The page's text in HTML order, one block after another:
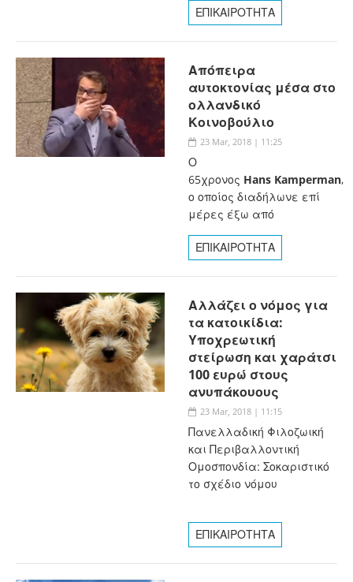
ΕΠΙΚΑΙΡΟΤΗΤΑ
Απόπειρα
αυτοκτονίας μέσα στο
ολλανδικό
Κοινοβούλιο
23 Mar, 2018 | 11:25
Ο
65χρονος Hans Kamperman,
ο οποίος διαδήλωνε επί
μέρες έξω από
ΕΠΙΚΑΙΡΟΤΗΤΑ
Αλλάζει ο νόμος για
τα κατοικίδια:
Υποχρεωτική
στείρωση και χαράτσι
100 ευρώ στους
ανυπάκουους
23 Mar, 2018 | 11:15
Πανελλαδική Φιλοζωική
και Περιβαλλοντική
Ομοσπονδία: Σοκαριστικό
το σχέδιο νόμου
ΕΠΙΚΑΙΡΟΤΗΤΑ